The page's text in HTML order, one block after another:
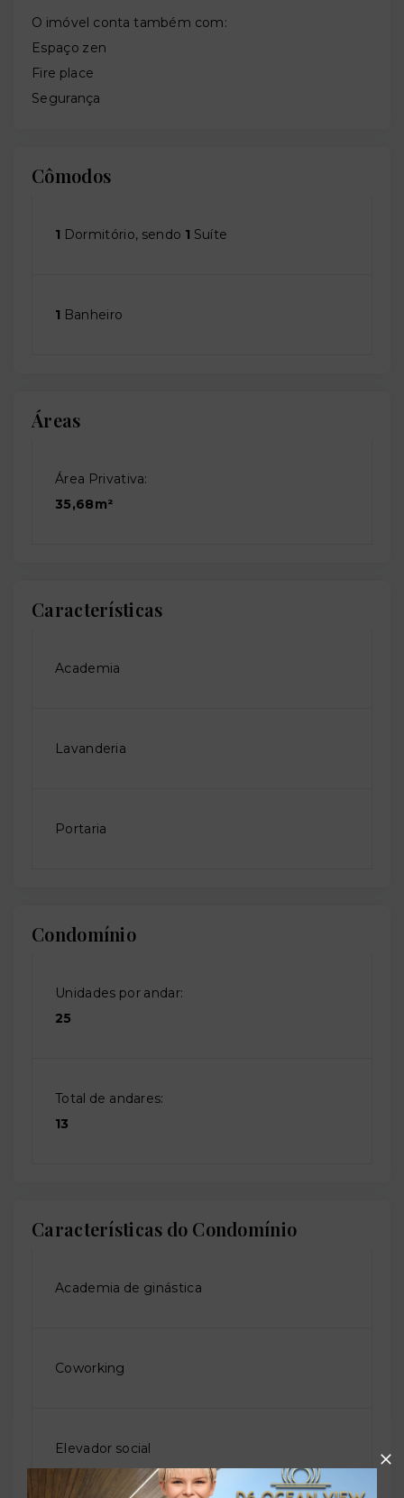
O imóvel conta também com:
Espaço zen
Fire place
Segurança
Cômodos
1 Dormitório, sendo 1 Suíte
1 Banheiro
Áreas
Área Privativa:
35,68m²
Características
Academia
Lavanderia
Portaria
Condomínio
Unidades por andar:
25
Total de andares:
13
Características do Condomínio
Academia de ginástica
Coworking
Elevador social